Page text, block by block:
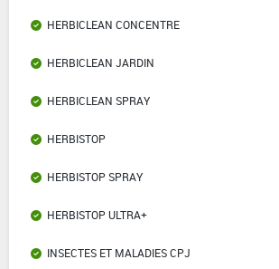
HERBICLEAN CONCENTRE
HERBICLEAN JARDIN
HERBICLEAN SPRAY
HERBISTOP
HERBISTOP SPRAY
HERBISTOP ULTRA+
INSECTES ET MALADIES CPJ